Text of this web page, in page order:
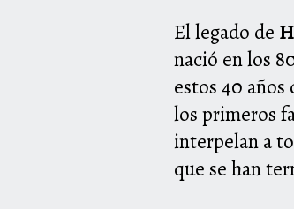
El legado de
nació en los
estos 40
los primeros
interpelan a
que se han